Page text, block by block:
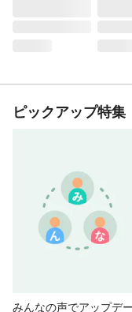
ピックアップ特集
みんなの声でアップデ